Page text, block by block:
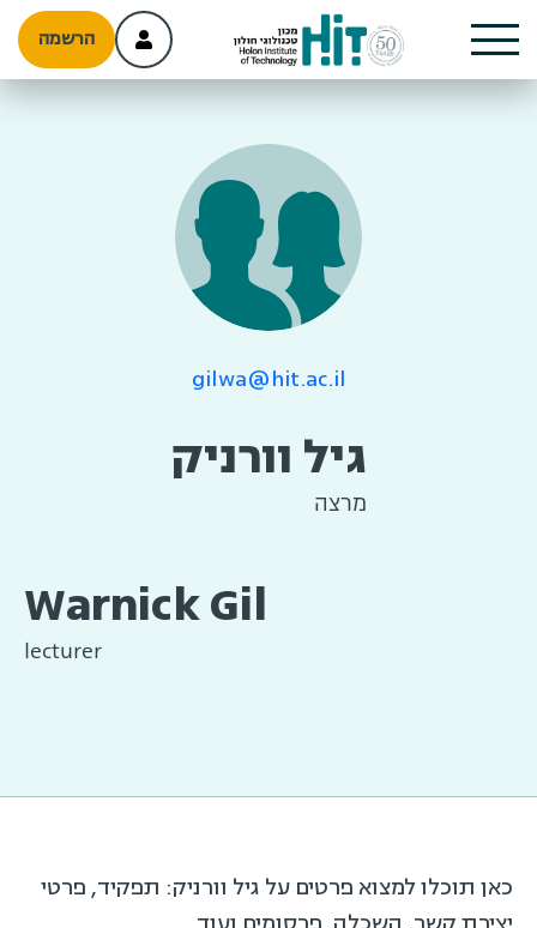
הרשמה
gilwa@hit.ac.il
גיל וורניק
מרצה
Warnick Gil
lecturer
כאן תוכלו למצוא פרטים על גיל וורניק: תפקיד, פרטי